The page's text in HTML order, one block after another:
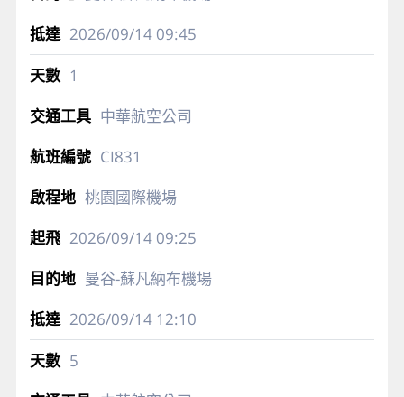
2026/09/1409:45
1
中華航空公司
CI831
桃園國際機場
2026/09/1409:25
曼谷-蘇凡納布機場
2026/09/1412:10
5